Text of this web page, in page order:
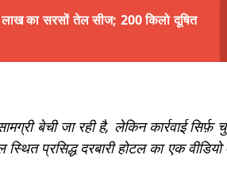
का सरसों तेल सीज; 200 किलो दूषित
बेची जा रही है, लेकिन कार्रवाई सिर्फ़
प्रसिद्ध दरबारी होटल का एक